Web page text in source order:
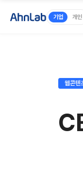
기업 개인
웹콘텐